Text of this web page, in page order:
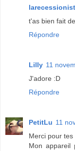
t'as bien fait
Répondre
Lilly 11
J'adore :D
Répondre
PetitLu 11
Merci pour
Mon